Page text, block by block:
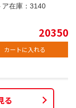
在庫： 3140
20350
カートに入れる
る